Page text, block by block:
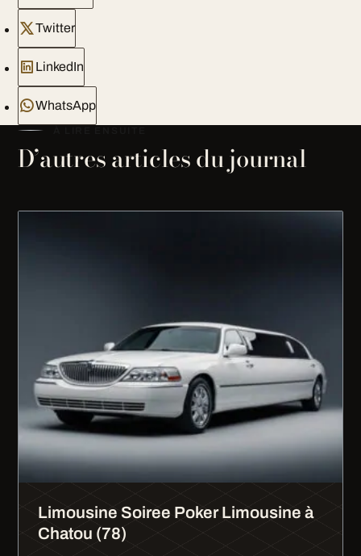
Twitter
LinkedIn
WhatsApp
D’autres articles du journal
Limousine Soiree Poker Limousine à
Chatou (78)